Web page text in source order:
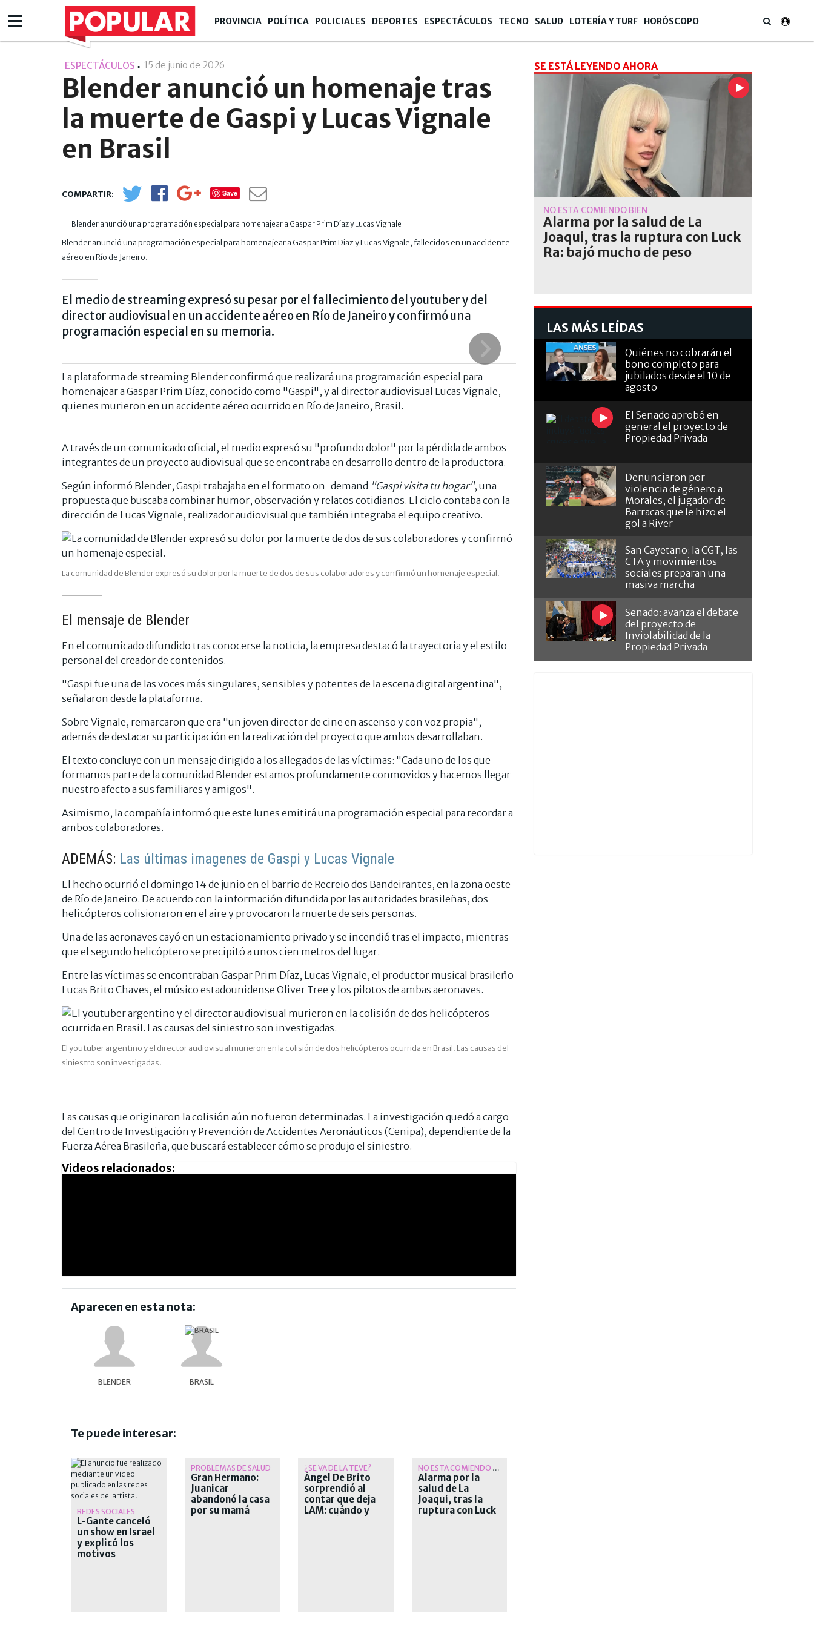
PROVINCIA POLÍTICA POLICIALES DEPORTES ESPECTÁCULOS TECNO SALUD LOTERÍA Y TURF HORÓSCOPO
ESPECTÁCULOS 15 de junio de 2026
Blender anunció un homenaje tras
la muerte de Gaspi y Lucas Vignale
en Brasil
Save
Blender anunció una programación especial para homenajear a Gaspar Prim Díaz y Lucas Vignale, fallecidos en un accidente
aéreo en Río de Janeiro.
La comunidad de Blender expresó su dolor por la muerte de dos de sus
El medio de streaming expresó su pesar por el fallecimiento del youtuber y del
director audiovisual en un accidente aéreo en Río de Janeiro y confirmó una
programación especial en su memoria.
La plataforma de streaming Blender confirmó que realizará una programación especial para
homenajear a Gaspar Prim Díaz, conocido como "Gaspi", y al director audiovisual Lucas Vignale,
quienes murieron en un accidente aéreo ocurrido en Río de Janeiro, Brasil.
A través de un comunicado oficial, el medio expresó su "profundo dolor" por la pérdida de ambos
integrantes de un proyecto audiovisual que se encontraba en desarrollo dentro de la productora.
Según informó Blender, Gaspi trabajaba en el formato on-demand "Gaspi visita tu hogar", una
propuesta que buscaba combinar humor, observación y relatos cotidianos. El ciclo contaba con la
dirección de Lucas Vignale, realizador audiovisual que también integraba el equipo creativo.
La comunidad de Blender expresó su dolor por la muerte de dos de sus colaboradores y confirmó un homenaje especial.
El mensaje de Blender
En el comunicado difundido tras conocerse la noticia, la empresa destacó la trayectoria y el estilo
personal del creador de contenidos.
"Gaspi fue una de las voces más singulares, sensibles y potentes de la escena digital argentina",
señalaron desde la plataforma.
Sobre Vignale, remarcaron que era "un joven director de cine en ascenso y con voz propia",
además de destacar su participación en la realización del proyecto que ambos desarrollaban.
El texto concluye con un mensaje dirigido a los allegados de las víctimas: "Cada uno de los que
formamos parte de la comunidad Blender estamos profundamente conmovidos y hacemos llegar
nuestro afecto a sus familiares y amigos".
Asimismo, la compañía informó que este lunes emitirá una programación especial para recordar a
ambos colaboradores.
ADEMÁS: Las últimas imagenes de Gaspi y Lucas Vignale
El hecho ocurrió el domingo 14 de junio en el barrio de Recreio dos Bandeirantes, en la zona oeste
de Río de Janeiro. De acuerdo con la información difundida por las autoridades brasileñas, dos
helicópteros colisionaron en el aire y provocaron la muerte de seis personas.
Una de las aeronaves cayó en un estacionamiento privado y se incendió tras el impacto, mientras
que el segundo helicóptero se precipitó a unos cien metros del lugar.
Entre las víctimas se encontraban Gaspar Prim Díaz, Lucas Vignale, el productor musical brasileño
Lucas Brito Chaves, el músico estadounidense Oliver Tree y los pilotos de ambas aeronaves.
El youtuber argentino y el director audiovisual murieron en la colisión de dos helicópteros ocurrida en Brasil. Las causas del
siniestro son investigadas.
Las causas que originaron la colisión aún no fueron determinadas. La investigación quedó a cargo
del Centro de Investigación y Prevención de Accidentes Aeronáuticos (Cenipa), dependiente de la
Fuerza Aérea Brasileña, que buscará establecer cómo se produjo el siniestro.
Videos relacionados:
Aparecen en esta nota:
BLENDER BRASIL
Te puede interesar:
REDES SOCIALES
L-Gante canceló
un show en Israel
y explicó los
motivos
PROBLEMAS DE SALUD
Gran Hermano:
Juanicar
abandonó la casa
por su mamá
¿SE VA DE LA TEVÉ?
Ángel De Brito
sorprendió al
contar que deja
LAM: cuándo y
NO ESTÁ COMIENDO BIEN
Alarma por la
salud de La
Joaqui, tras la
ruptura con Luck
SE ESTÁ LEYENDO AHORA
NO ESTÁ COMIENDO BIEN
Alarma por la salud de La
Joaqui, tras la ruptura con Luck
Ra: bajó mucho de peso
LAS MÁS LEÍDAS
Quiénes no cobrarán el
bono completo para
jubilados desde el 10 de
agosto
El Senado aprobó en
general el proyecto de
Propiedad Privada
Denunciaron por
violencia de género a
Morales, el jugador de
Barracas que le hizo el
gol a River
San Cayetano: la CGT, las
CTA y movimientos
sociales preparan una
masiva marcha
Senado: avanza el debate
del proyecto de
Inviolabilidad de la
Propiedad Privada